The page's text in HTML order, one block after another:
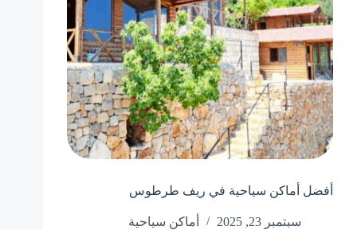
أفضل أماكن سياحية في ريف طرطوس
سبتمبر 23, 2025 أماكن سياحية